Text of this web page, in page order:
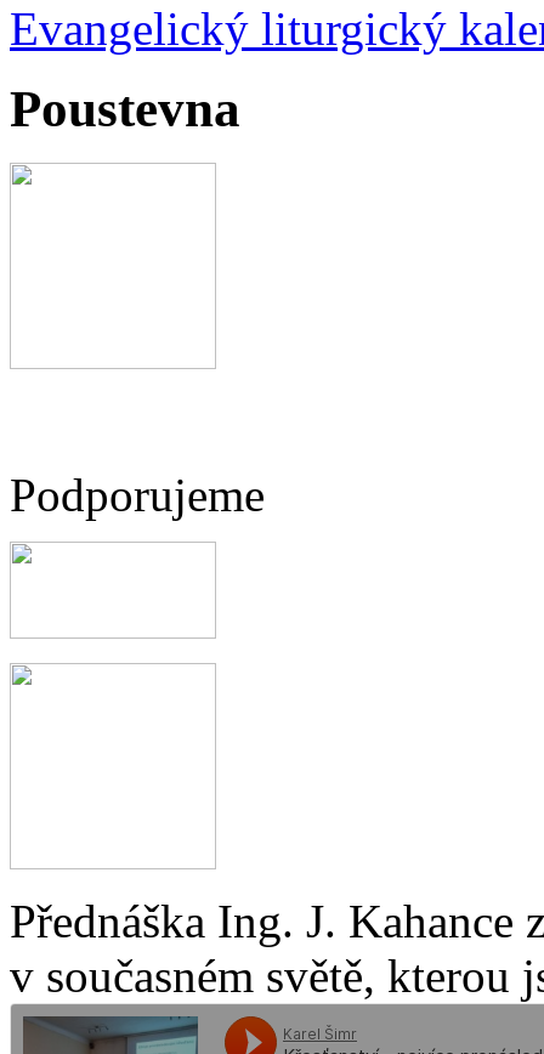
Evangelický liturgický
Poustevna
Podporujeme
Přednáška Ing. J.
v současném světě, kterou